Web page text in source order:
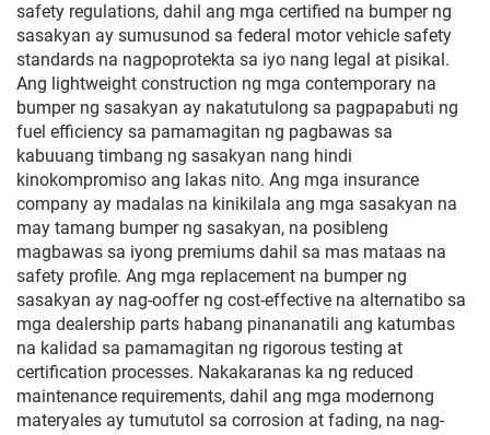
safety regulations, dahil ang mga certified na bumper ng
sasakyan ay sumusunod sa federal motor vehicle safety
standards na nagpoprotekta sa iyo nang legal at pisikal.
Ang lightweight construction ng mga contemporary na
bumper ng sasakyan ay nakatutulong sa pagpapabuti ng
fuel efficiency sa pamamagitan ng pagbawas sa
kabuuang timbang ng sasakyan nang hindi
kinokompromiso ang lakas nito. Ang mga insurance
company ay madalas na kinikilala ang mga sasakyan na
may tamang bumper ng sasakyan, na posibleng
magbawas sa iyong premiums dahil sa mas mataas na
safety profile. Ang mga replacement na bumper ng
sasakyan ay nag-ooffer ng cost-effective na alternatibo sa
mga dealership parts habang pinananatili ang katumbas
na kalidad sa pamamagitan ng rigorous testing at
certification processes. Nakakaranas ka ng reduced
maintenance requirements, dahil ang mga modernong
materyales ay tumututol sa corrosion at fading, na nag-